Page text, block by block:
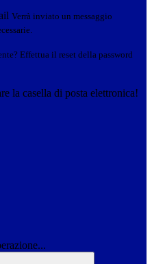
Verrà inviato un messaggio
Effettua il reset della password
la casella di posta elettronica!